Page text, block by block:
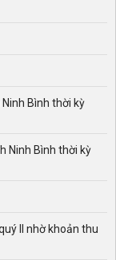
Bình thời kỳ
Ninh Bình thời kỳ
II nhờ khoản thu